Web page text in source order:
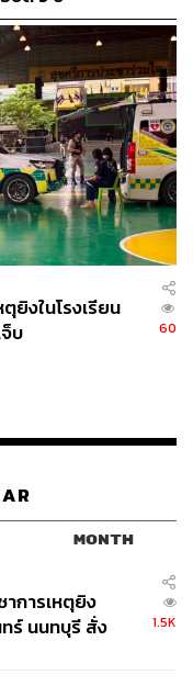
งในโรงเรียน
บ
60
MONTH
การเหตุยิง
ร์ นนทบุรี สั่ง
1.5K